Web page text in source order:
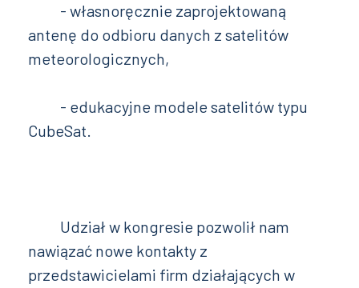
- własnoręcznie zaprojektowaną
antenę do odbioru danych z satelitów
meteorologicznych,
- edukacyjne modele satelitów typu
CubeSat.
Udział w kongresie pozwolił nam
nawiązać nowe kontakty z
przedstawicielami firm działających w